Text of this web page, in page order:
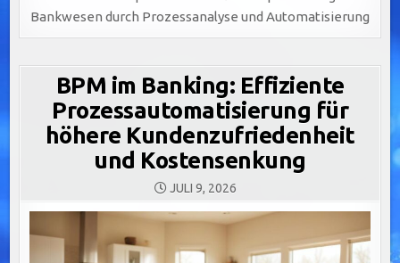
Bankwesen durch Prozessanalyse und Automatisierung
BPM im Banking: Effiziente
Prozessautomatisierung für
höhere Kundenzufriedenheit
und Kostensenkung
JULI 9, 2026